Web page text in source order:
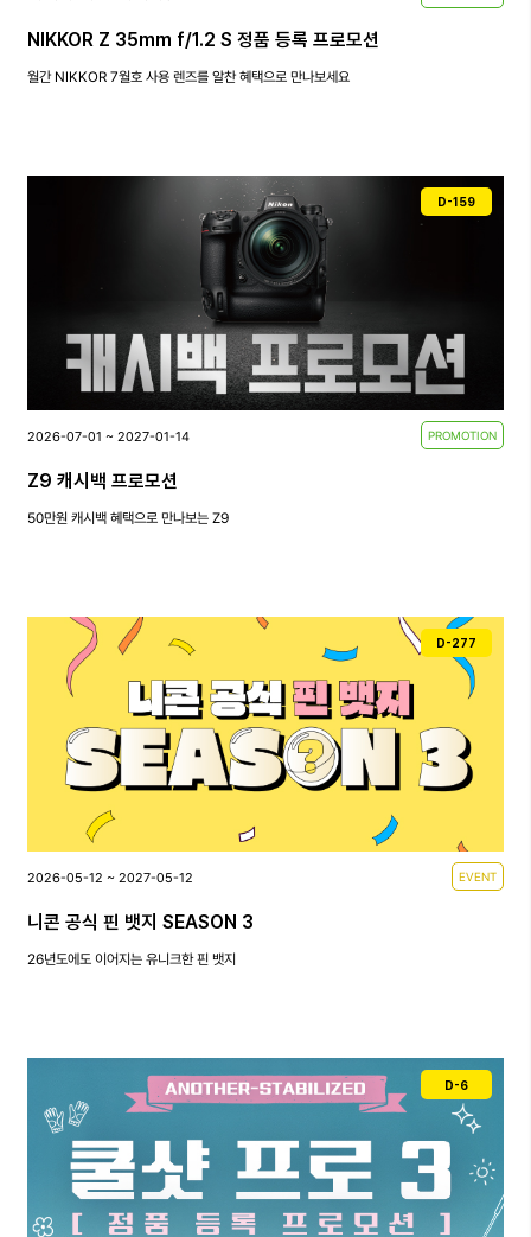
NIKKOR Z 35mm f/1.2 S 정품 등록 프로모션
월간 NIKKOR 7월호 사용 렌즈를 알찬 혜택으로 만나보세요
Z9 캐시백 프로모션
PROMOTION
50만원 캐시백 혜택으로 만나보는 Z9
2026-07-01 ~ 2027-01-14
D-159
니콘 공식 핀 뱃지 SEASON 3
EVENT
26년도에도 이어지는 유니크한 핀 뱃지
2026-05-12 ~ 2027-05-12
D-277
D-6